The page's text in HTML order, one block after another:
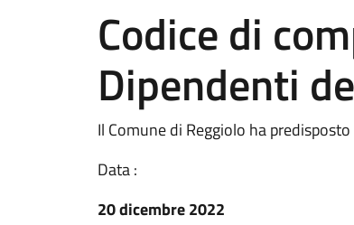
Codice di
Dipendenti
Il Comune di Reggiolo ha
Data :
20 dicembre 2022